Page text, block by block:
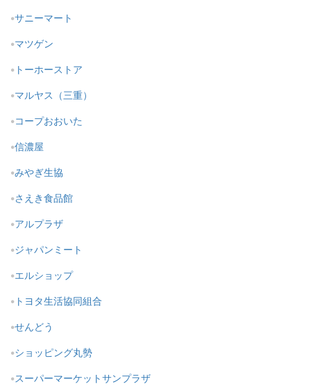
サニーマート
マツゲン
トーホーストア
マルヤス（三重）
コープおおいた
信濃屋
みやぎ生協
さえき食品館
アルプラザ
ジャパンミート
エルショップ
トヨタ生活協同組合
せんどう
ショッピング丸勢
スーパーマーケットサンプラザ